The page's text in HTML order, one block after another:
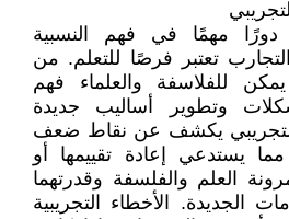
دورًا مهمًا في فهم النسبية
تعتبر فرصًا للتعلم. من
للفلاسفة والعلماء فهم
وتطوير أساليب جديدة
التجريبي يكشف عن نقاط ضعف
يستدعي إعادة تقييمها أو
العلم والفلسفة وقدرتهما
الجديدة. الأخطاء التجريبية